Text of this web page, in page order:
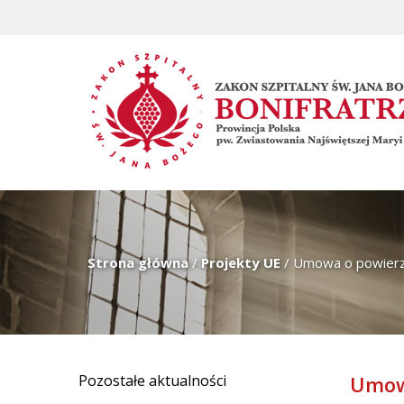
Strona główna/Projekty UE / Umowa o
Pozostałe aktualności